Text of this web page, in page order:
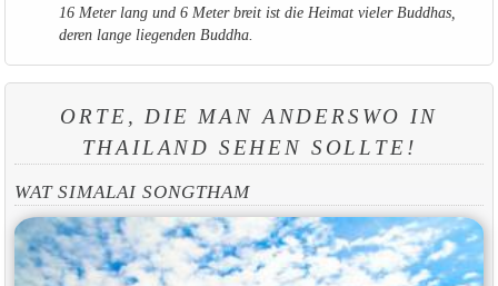
16 Meter lang und 6 Meter breit ist die Heimat vieler Buddhas,
deren lange liegenden Buddha.
ORTE, DIE MAN ANDERSWO IN
THAILAND SEHEN SOLLTE!
WAT SIMALAI SONGTHAM